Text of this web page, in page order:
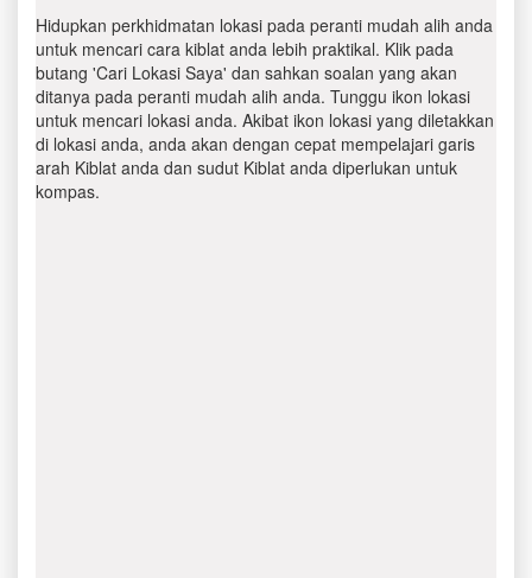
Hidupkan perkhidmatan lokasi pada peranti mudah alih anda
untuk mencari cara kiblat anda lebih praktikal. Klik pada
butang 'Cari Lokasi Saya' dan sahkan soalan yang akan
ditanya pada peranti mudah alih anda. Tunggu ikon lokasi
untuk mencari lokasi anda. Akibat ikon lokasi yang diletakkan
di lokasi anda, anda akan dengan cepat mempelajari garis
arah Kiblat anda dan sudut Kiblat anda diperlukan untuk
kompas.